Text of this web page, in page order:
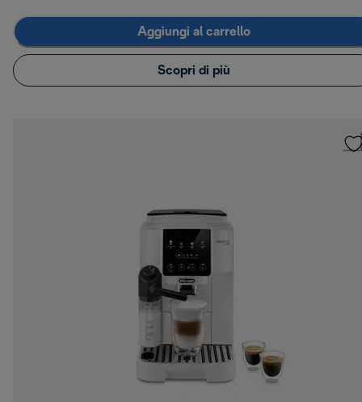
Aggiungi al carrello
Scopri di più